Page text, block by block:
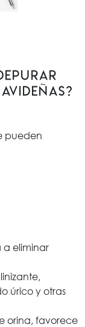
pueden
eliminar
úrico y otras
orina, favorece